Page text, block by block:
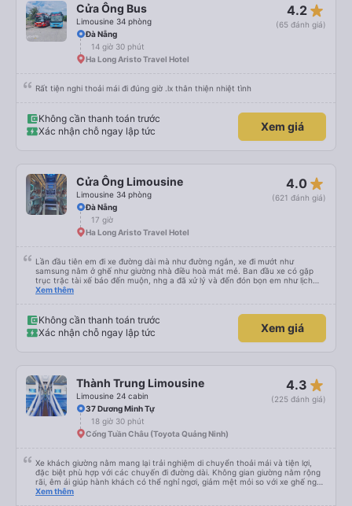
Cửa Ông Bus
Limousine 34 phòng
4.2 star_rate
(65 đánh giá)
Đà Nẵng
14 giờ 30 phút
Ha Long Aristo Travel Hotel
Rất tiện nghi thoải mái đi đúng giờ .lx thân thiện nhiệt tình
Không cần thanh toán trước
Xác nhận chỗ ngay lập tức
Xem giá
Cửa Ông Limousine
Limousine 34 phòng
4.0 star_rate
(621 đánh giá)
Đà Nẵng
17 giờ
Ha Long Aristo Travel Hotel
Lần đầu tiên em đi xe đường dài mà như đường ngắn, xe đi mướt như
samsung nằm ở ghế như giường nhà điều hoà mát mẻ. Ban đầu xe có gặp
trục trặc tài xế báo đến muộn, nhg a đã xử lý và đến đón bọn em như lịch
trên hệ thống. Anh tài xế Văn Sĩ quá vui tính và nhiệt tình, trời mưa gió đã
Xem thêm
Không cần thanh toán trước
Xác nhận chỗ ngay lập tức
Xem giá
Thành Trung Limousine
Limousine 24 cabin
4.3 star_rate
(225 đánh giá)
37 Dương Minh Tự
18 giờ 30 phút
Cổng Tuần Châu (Toyota Quảng Ninh)
Xe khách giường nằm mang lại trải nghiệm di chuyển thoải mái và tiện lợi,
đặc biệt phù hợp với các chuyến đi đường dài. Không gian giường nằm rộng
rãi, êm ái giúp hành khách có thể nghỉ ngơi, giảm mệt mỏi so với xe ghế ngồi
thông thường. Hệ thống điều hòa hoạt động ổn định, xe vận hành êm, ít rung
Xem thêm